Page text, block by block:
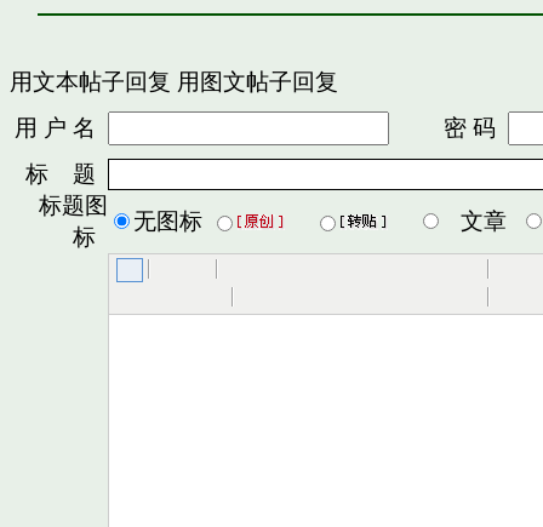
用文本帖子回复 用图文帖子回复
用 户 名
密 码
标 题
标题图
标
无图标 文章